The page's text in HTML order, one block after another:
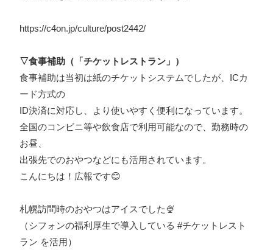
https://c4on.jp/culture/post2442/
▽食事補助（「チケットレストラン」）
食事補助は当初は紙のチケットシステムでしたが、ICカ
ード方式の
ID決済に対応し、より使いやすく便利になっています。
全国のコンビニ等や飲食店で利用可能なので、勤務時の
お昼、
出張先でのおやつなどにも活用されています。
こんにちは！広報です😊
札幌訪問時のおやつはアイスでした🍨
（シフォンの福利厚生で導入している #チケットレスト
ラン を活用）